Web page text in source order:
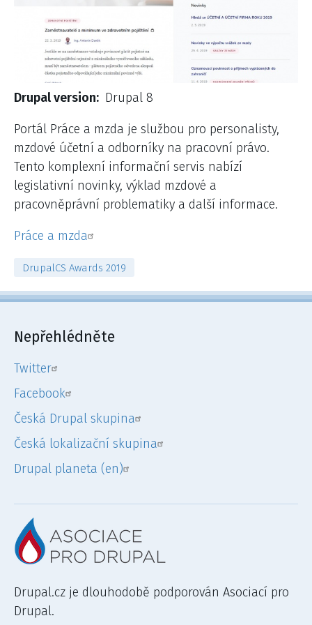
Drupal version Drupal 8
Portál Práce a mzda je službou pro personalisty,
mzdové účetní a odborníky na pracovní právo.
Tento komplexní informační servis nabízí
legislativní novinky, výklad mzdové a
pracovněprávní problematiky a další informace.
Práce a mzda
DrupalCS Awards 2019
Nepřehlédněte
Twitter
Facebook
Česká Drupal skupina
Česká lokalizační skupina
Drupal planeta (en)
Drupal.cz je dlouhodobě podporován Asociací pro
Drupal.